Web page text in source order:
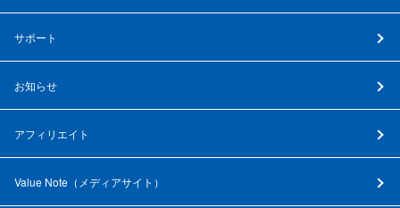
サポート
お知らせ
アフィリエイト
Value Note（ メディアサイト ）